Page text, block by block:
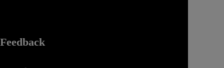
Feedback